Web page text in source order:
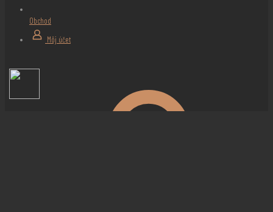
Obchod
Môj účet